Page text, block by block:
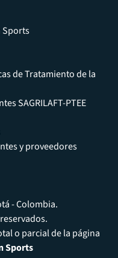
Sports
de Tratamiento de la
SAGRILAFT-PTEE
y proveedores
- Colombia.
o parcial de la página
Sports